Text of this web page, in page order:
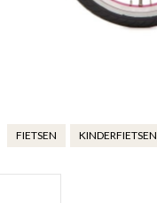
FIETSEN KINDERFIETSEN